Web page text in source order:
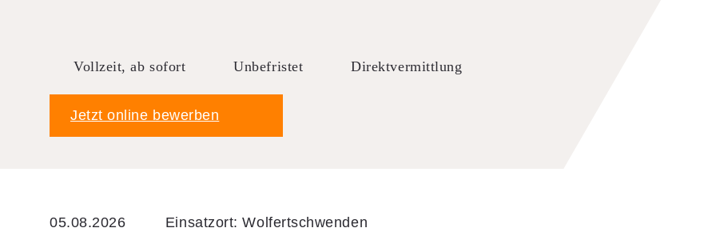
Vollzeit, ab sofort Unbefristet Direktvermittlung
Jetzt online bewerben
05.08.2026 Einsatzort: Wolfertschwenden